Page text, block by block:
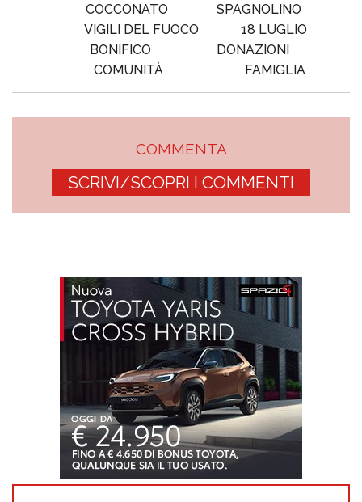
COCCONATO
SPAGNOLINO
VIGILI DEL FUOCO
18 LUGLIO
BONIFICO
DONAZIONI
COMUNITÀ
FAMIGLIA
COMMENTA
SCRIVI/SCOPRI I COMMENTI